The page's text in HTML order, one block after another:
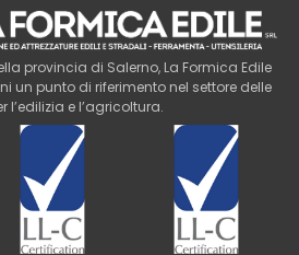
provincia di Salerno, La Formica Edile
un punto di riferimento nel settore delle
l’edilizia e l’agricoltura.